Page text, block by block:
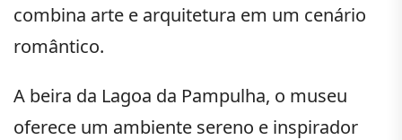
combina arte e arquitetura em um cenário
romântico.
A beira da Lagoa da Pampulha, o museu
oferece um ambiente sereno e inspirador